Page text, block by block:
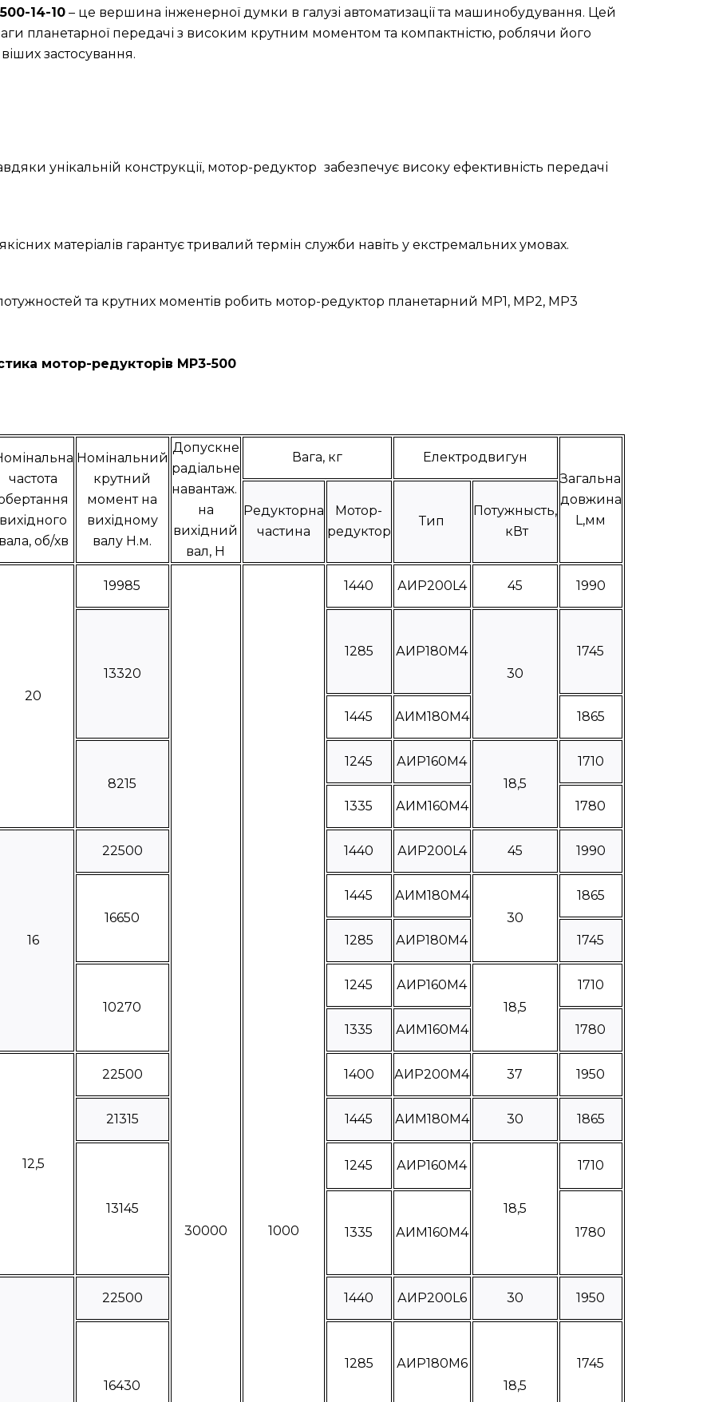
14-10– це вершина інженерної думки в галузі автоматизації та машинобудування. Цей
планетарної передачі з високим крутним моментом та компактністю, роблячи його
застосування.
унікальній конструкції, мотор-редуктор забезпечує високу ефективність передачі
матеріалів гарантує тривалий термін служби навіть у екстремальних умовах.
та крутних моментів робить мотор-редуктор планетарний МР1, МР2, МР3
мотор-редукторів МР3-500
частота
вихідного
об/хв
Номінальний
крутний
момент на
вихідному
валу Н.м.
Допускне
радіальне
навантаж.
на
вихідний
вал, Н
Вага, кг
Електродвигун
Загальна
довжина
L,мм
Редукторна
частина
Мотор-
редуктор
Тип
Потужнысть,
кВт
20
19985
30000 1000
1440 АИР200L4 45 1990
13320
1285
АИР180М4
30
1745
1445 АИМ180М4 1865
8215
1245
АИР160М4
18,5
1710
1335 АИМ160М4 1780
16
22500 1440 АИР200L4 45 1990
16650
1445
АИМ180М4
30
1865
1285 АИР180М4 1745
10270
1245
АИР160М4
18,5
1710
1335 АИМ160М4 1780
12,5
22500 1400 АИР200М4 37 1950
21315 1445 АИМ180М4 30 1865
13145
1245 АИР160М4
18,5
1710
1335 АИМ160М4 1780
22500 1440 АИР200L6 30 1950
16430
1285
АИР180М6
18,5
1745